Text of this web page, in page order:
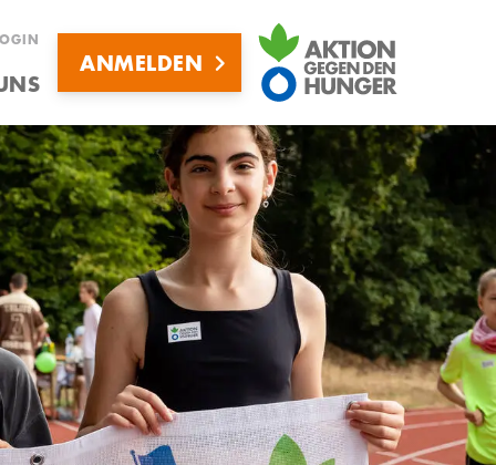
ANMELDEN